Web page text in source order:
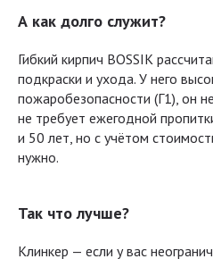
А как долго служит?
Гибкий кирпич BOSSIK
подкраски и ухода. У него
пожаробезопасности (Г1), он
не требует ежегодной
и 50 лет, но с учётом
нужно.
Так что лучше?
Клинкер — если у вас